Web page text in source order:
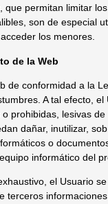
que permitan limitar
son de especial
los menores.
de la Web
de conformidad a la
A tal efecto,
prohibidas, lesivas
dañar, inutilizar,
o
informático del
el Usuario
terceros